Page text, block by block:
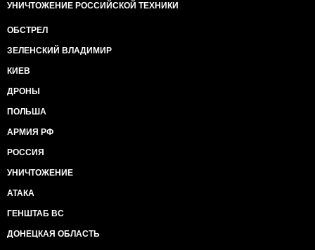
УНИЧТОЖЕНИЕ РОССИЙСКОЙ ТЕХНИКИ
ОБСТРЕЛ
ЗЕЛЕНСКИЙ ВЛАДИМИР
КИЕВ
ДРОНЫ
ПОЛЬША
АРМИЯ РФ
РОССИЯ
УНИЧТОЖЕНИЕ
АТАКА
ГЕНШТАБ ВС
ДОНЕЦКАЯ ОБЛАСТЬ